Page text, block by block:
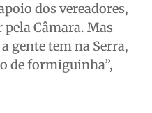
dos vereadores,
pela Câmara. Mas
gente tem na Serra,
de formiguinha”,